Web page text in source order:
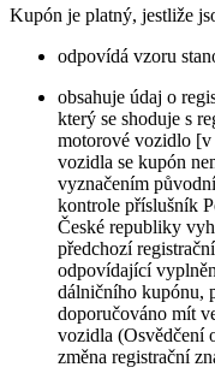
Kupón je platný, jestliže
odpovídá vzoru
obsahuje údaj o
který se shoduje s
motorové vozidlo [v
vozidla se kupón
vyznačením
kontrole příslušník
České republiky
předchozí
odpovídající
dálničního kupónu,
doporučováno mít
vozidla (Osvědčení
změna registrační